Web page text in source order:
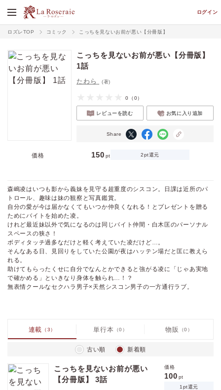
ログイン
ロズレTOP コミック こっちを見ないお前が悪い【分冊版】
こっちを見ないお前が悪い【分冊版】
1話
たわら (著)
0 （0）
レビューを読む お気に入り追加
Share
価格 150 pt 2pt還元
森嶋凌はいつも影から義妹を見守る超重度のシスコン。日課は近所のパ
トロール、趣味は妹の観察と写真鑑賞。
自分の愛が今は届かなくてもいつか仲良くなれる！とプレゼントを贈る
ためにバイトを始めた凌。
けれど最近妹以外で気になるのは同じバイト仲間・白木匡のパーソナル
スペースの狭さ！
ボディタッチ過多なだけと軽く考えていた凌だけど…。
そんなある日、見回りをしていた公園が夜はハッテン場だと匡に教えら
れる。
助けてもらったくせに自分でなんとかできると強がる凌に「じゃあ実地
で確かめる」といきなり身体を触られ…！？
無表情クールなセクハラ男子×天然シスコン男子の一方通行ラブ。
連載 （3） 単行本 （0） 物販 （0）
古い順 新着順
こっちを見ないお前が悪い
【分冊版】 3話
価格
100 pt
1pt還元